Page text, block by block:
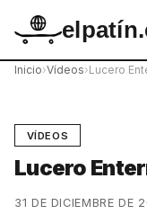
Inicio›Vídeos›Lucero
VÍDEOS
Lucero
31 DE DICIEMBRE DE